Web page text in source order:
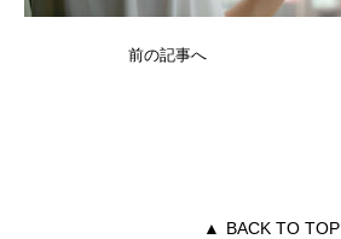
前の記事へ
▲ BACK TO TOP